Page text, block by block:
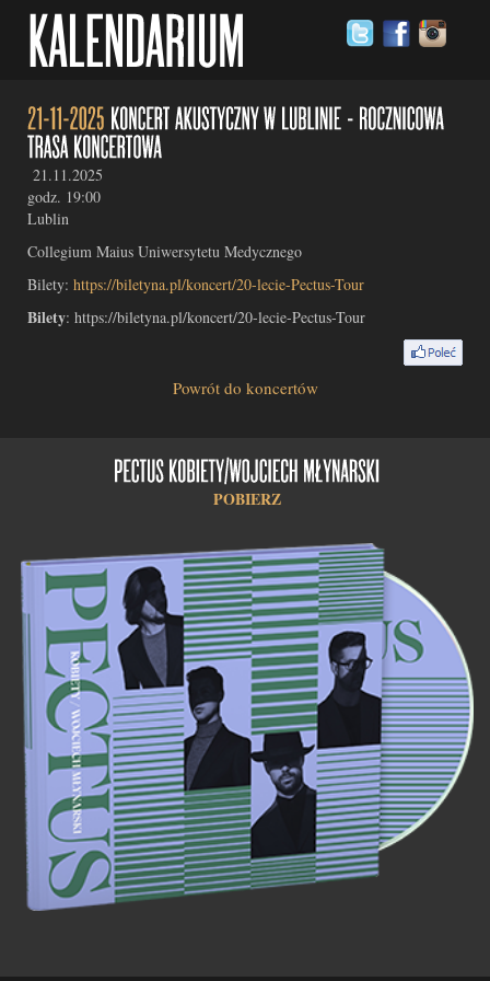
21.11.2025
godz. 19:00
Lublin
Collegium Maius Uniwersytetu Medycznego
Bilety: https://biletyna.pl/koncert/20-lecie-Pectus-Tour
Bilety: https://biletyna.pl/koncert/20-lecie-Pectus-Tour
Powrót do koncertów
POBIERZ